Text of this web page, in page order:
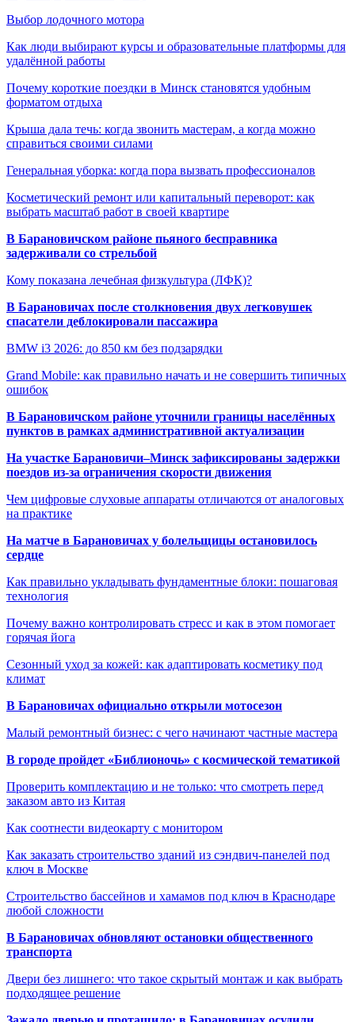
Выбор лодочного мотора
Как люди выбирают курсы и образовательные платформы для
удалённой работы
Почему короткие поездки в Минск становятся удобным
форматом отдыха
Крыша дала течь: когда звонить мастерам, а когда можно
справиться своими силами
Генеральная уборка: когда пора вызвать профессионалов
Косметический ремонт или капитальный переворот: как
выбрать масштаб работ в своей квартире
В Барановичском районе пьяного бесправника
задерживали со стрельбой
Кому показана лечебная физкультура (ЛФК)?
В Барановичах после столкновения двух легковушек
спасатели деблокировали пассажира
BMW i3 2026: до 850 км без подзарядки
Grand Mobile: как правильно начать и не совершить типичных
ошибок
В Барановичском районе уточнили границы населённых
пунктов в рамках административной актуализации
На участке Барановичи–Минск зафиксированы задержки
поездов из-за ограничения скорости движения
Чем цифровые слуховые аппараты отличаются от аналоговых
на практике
На матче в Барановичах у болельщицы остановилось
сердце
Как правильно укладывать фундаментные блоки: пошаговая
технология
Почему важно контролировать стресс и как в этом помогает
горячая йога
Сезонный уход за кожей: как адаптировать косметику под
климат
В Барановичах официально открыли мотосезон
Малый ремонтный бизнес: с чего начинают частные мастера
В городе пройдет «Библионочь» с космической тематикой
Проверить комплектацию и не только: что смотреть перед
заказом авто из Китая
Как соотнести видеокарту с монитором
Как заказать строительство зданий из сэндвич-панелей под
ключ в Москве
Строительство бассейнов и хамамов под ключ в Краснодаре
любой сложности
В Барановичах обновляют остановки общественного
транспорта
Двери без лишнего: что такое скрытый монтаж и как выбрать
подходящее решение